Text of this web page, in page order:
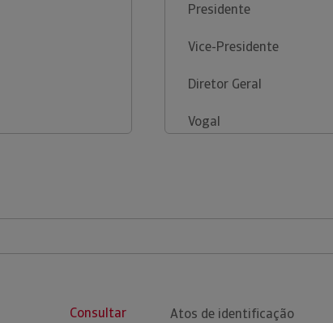
Presidente
Vice-Presidente
Diretor Geral
Vogal
Consultar
Atos de identificação